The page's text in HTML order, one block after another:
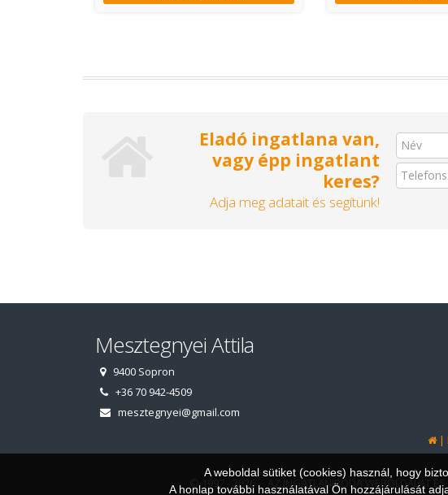
Eladó ingatlana van,
vagy épp ingatlant
keres?
Adja meg adatait és segítünk!
Mesztegnyei Attila
9400 Sopron
+36 70 942-4509
mesztegnyei@gmail.com
|
© 1997 - 2026 AZ INGATLANIRODA WEBOLDALÁT ÉS
A weboldal sütiket (cookies) használ, hogy
A honlap további használatával Ön hozzájárulását